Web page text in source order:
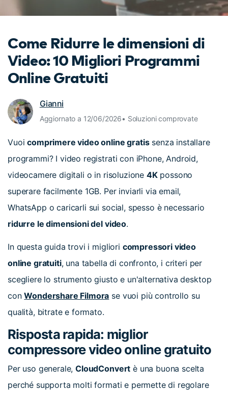
Tip per YouTube
Apprendimento
Come Ridurre le dimensioni di
Video: 10 Migliori Programmi
Online Gratuiti
Gianni
Aggiornato a 12/06/2026• Soluzioni comprovate
Vuoicomprimere video online gratissenza installare
programmi? I video registrati con iPhone, Android,
videocamere digitali o in risoluzione 4Kpossono
superare facilmente 1GB. Per inviarli via email,
WhatsApp o caricarli sui social, spesso è necessario
ridurre le dimensioni del video.
In questa guida trovi i migliori compressori video
online gratuiti, una tabella di confronto, i criteri per
scegliere lo strumento giusto e un'alternativa desktop
conWondershare Filmora se vuoi più controllo su
qualità, bitrate e formato.
Risposta rapida: miglior
compressore video online gratuito
Per uso generale,CloudConvert è una buona scelta
perché supporta molti formati e permette di regolare